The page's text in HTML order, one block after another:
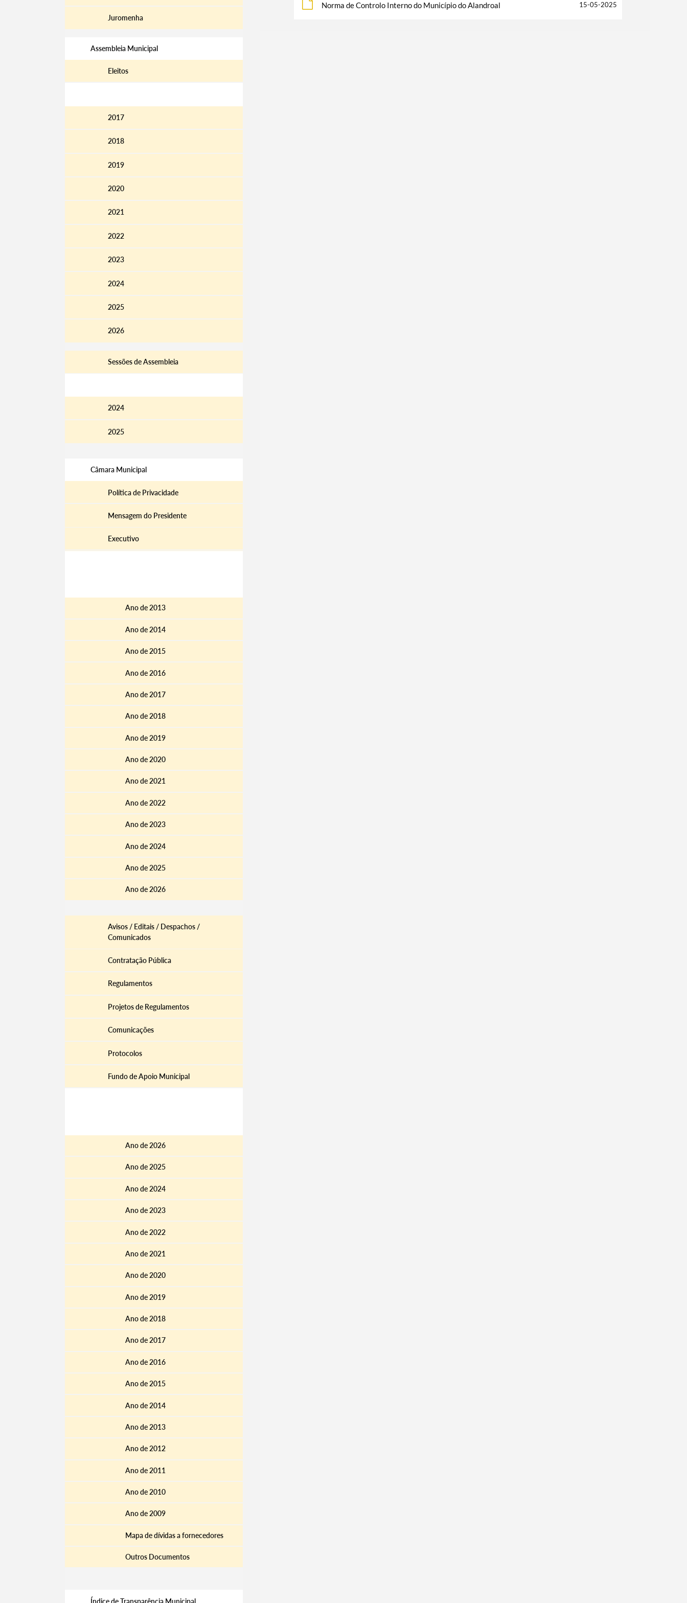
Termo de Pesquisa
Categorias gerais
Filtros
Juromenha
Assembleia Municipal
Eleitos
2017
2018
2019
2020
2021
2022
2023
2024
2025
2026
Sessões de Assembleia
2024
2025
Câmara Municipal
Política de Privacidade
Mensagem do Presidente
Executivo
Ano de 2013
Ano de 2014
Ano de 2015
Ano de 2016
Ano de 2017
Ano de 2018
Ano de 2019
Ano de 2020
Ano de 2021
Ano de 2022
Ano de 2023
Ano de 2024
Ano de 2025
Ano de 2026
Avisos / Editais / Despachos /
Comunicados
Contratação Pública
Regulamentos
Projetos de Regulamentos
Comunicações
Protocolos
Fundo de Apoio Municipal
Ano de 2026
Ano de 2025
Ano de 2024
Ano de 2023
Ano de 2022
Ano de 2021
Ano de 2020
Ano de 2019
Ano de 2018
Ano de 2017
Ano de 2016
Ano de 2015
Ano de 2014
Ano de 2013
Ano de 2012
Ano de 2011
Ano de 2010
Ano de 2009
Mapa de dívidas a fornecedores
Outros Documentos
Índice de Transparência Municipal
Norma de Controlo Interno do Município do Alandroal 15-05-2025